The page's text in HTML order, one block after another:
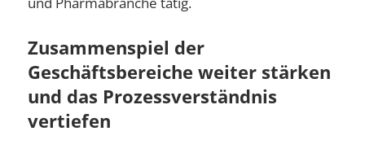
Zusammenspiel der
Geschäftsbereiche weiter stärken
und das Prozessverständnis
vertiefen